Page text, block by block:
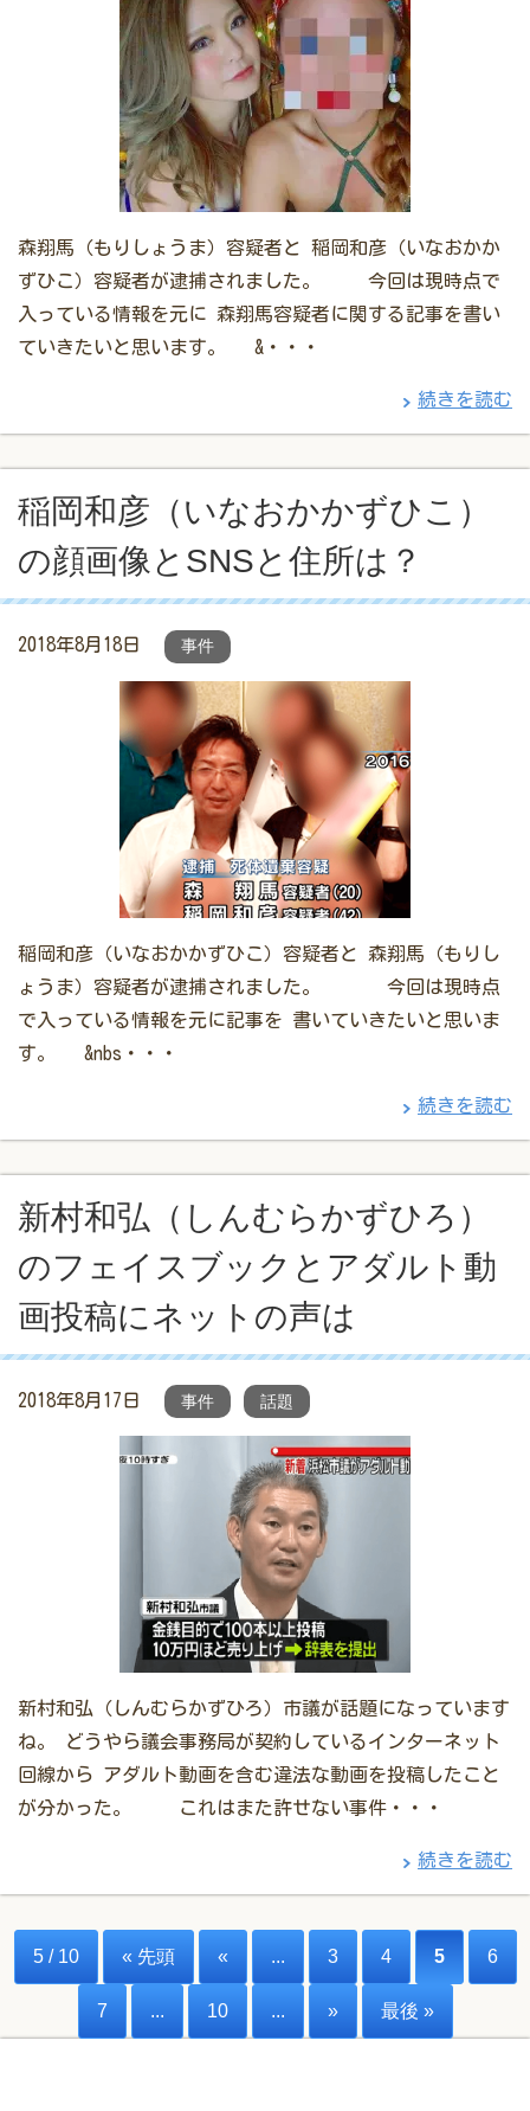
森翔馬（もりしょうま）容疑者と 稲岡和彦（いなおかか
ずひこ）容疑者が逮捕されました。 今回は現時点で
入っている情報を元に 森翔馬容疑者に関する記事を書い
ていきたいと思います。 &・・・
続きを読む
稲岡和彦（いなおかかずひこ）
の顔画像とSNSと住所は？
2018年8月18日 事件
稲岡和彦（いなおかかずひこ）容疑者と 森翔馬（もりし
ょうま）容疑者が逮捕されました。 今回は現時点
で入っている情報を元に記事を 書いていきたいと思いま
す。 &nbs・・・
続きを読む
新村和弘（しんむらかずひろ）
のフェイスブックとアダルト動
画投稿にネットの声は
2018年8月17日 事件 話題
新村和弘（しんむらかずひろ）市議が話題になっています
ね。 どうやら議会事務局が契約しているインターネット
回線から アダルト動画を含む違法な動画を投稿したこと
が分かった。 これはまた許せない事件・・・
続きを読む
5 / 10 « 先頭 « ... 3 4 5 6
7 ... 10 ... » 最後 »